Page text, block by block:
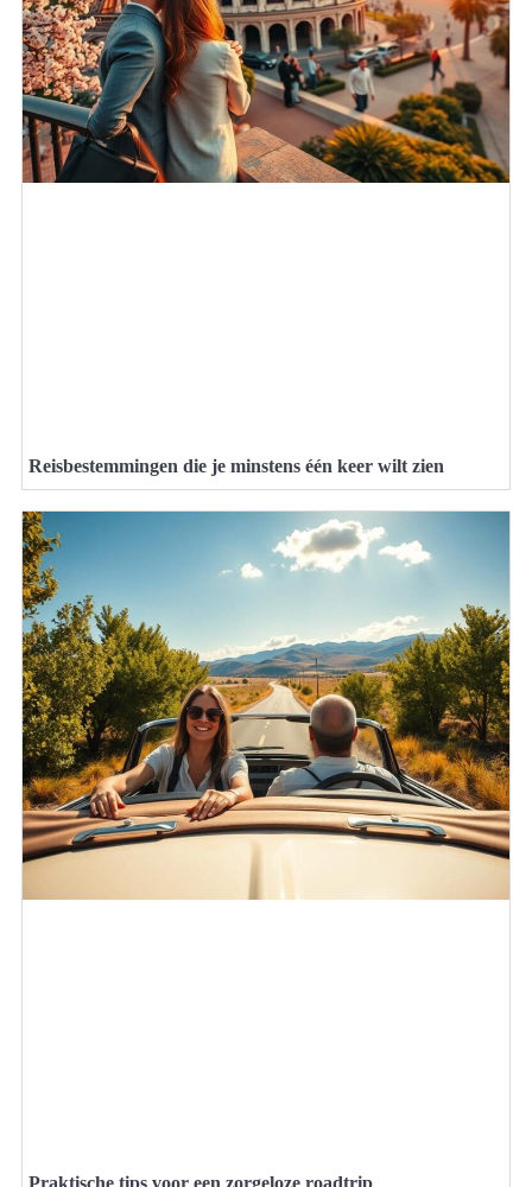
Reisbestemmingen die je minstens één keer wilt zien